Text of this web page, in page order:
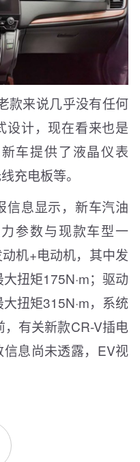
款来说几乎没有任何
设计，现在看来也是
车提供了液晶仪表
充电板等。
信息显示，新车汽油
参数与现款车型一
机+电动机，其中发
扭矩175N·m；驱动
扭矩315N·m，系统
有关新款CR-V插电
息尚未透露，EV视